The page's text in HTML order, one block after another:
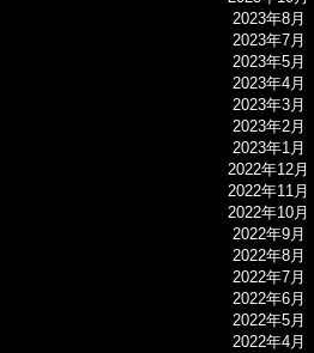
2023年8月
2023年7月
2023年5月
2023年4月
2023年3月
2023年2月
2023年1月
2022年12月
2022年11月
2022年10月
2022年9月
2022年8月
2022年7月
2022年6月
2022年5月
2022年4月